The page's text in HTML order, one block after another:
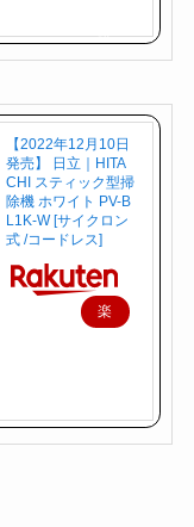
購
【2022年12月10日
発売】 日立｜HITA
CHI スティック型掃
除機 ホワイト PV-B
L1K-W [サイクロン
式 /コードレス]
楽
入